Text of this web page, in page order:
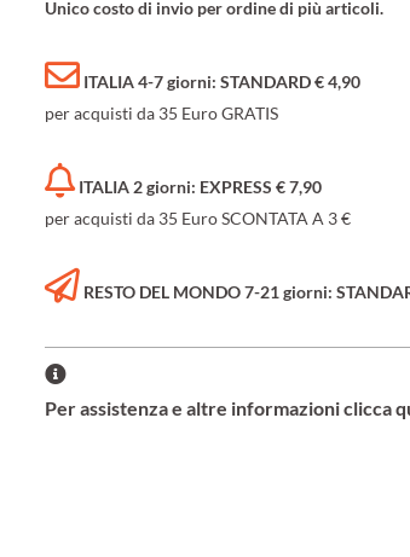
Unico costo di invio per ordine di più articoli.
ITALIA 4-7 giorni: STANDARD € 4,90
per acquisti da 35 Euro GRATIS
ITALIA 2 giorni: EXPRESS € 7,90
per acquisti da 35 Euro SCONTATA A 3 €
RESTO DEL MONDO 7-21 giorni:
Per assistenza e altre informazioni clicca